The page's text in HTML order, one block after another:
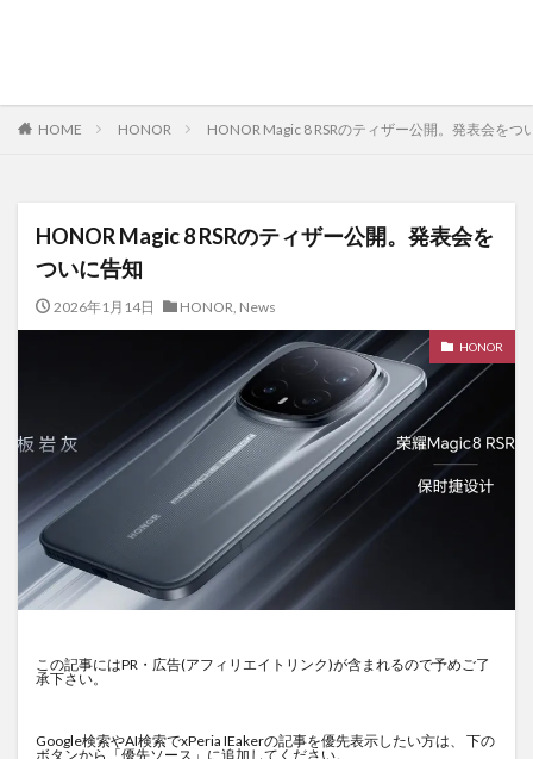
HOME HONOR HONOR Magic 8 RSRのティザー公開。発表会をつ
HONOR Magic 8 RSRのティザー公開。発表会を
ついに告知
2026年1月14日 HONOR, News
HONOR
この記事にはPR・広告(アフィリエイトリンク)が含まれるので予めご了
承下さい。
Google検索やAI検索でxPeria IEakerの記事を優先表示したい方は、 下の
ボタンから「優先ソース」に追加してください。